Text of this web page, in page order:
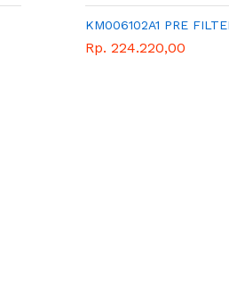
KM006102A1 PRE
Rp. 224.220,00